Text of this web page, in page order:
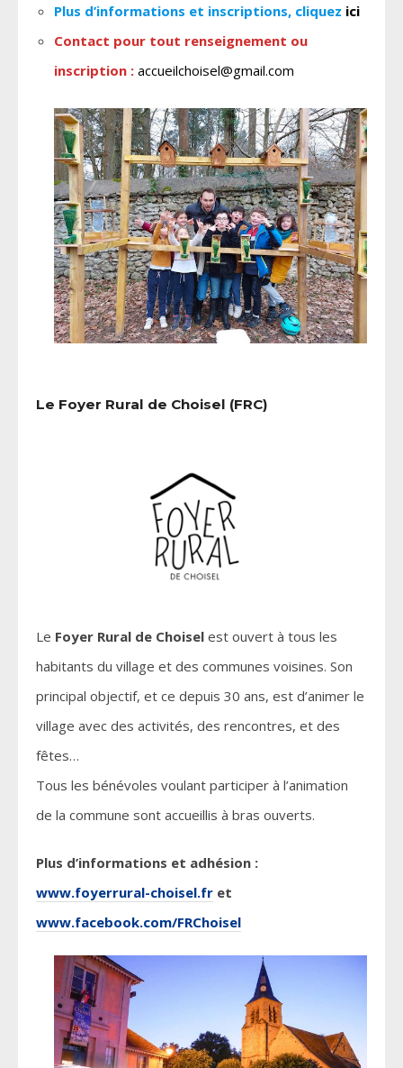
Plus d’informations et inscriptions, cliquez ici
Contact pour tout renseignement ou
inscription : accueilchoisel@gmail.com
Le Foyer Rural de Choisel (FRC)
Le Foyer Rural de Choisel est ouvert à tous les
habitants du village et des communes voisines. Son
principal objectif, et ce depuis 30 ans, est d’animer le
village avec des activités, des rencontres, et des
fêtes…
Tous les bénévoles voulant participer à l’animation
de la commune sont accueillis à bras ouverts.
Plus d’informations et adhésion :
www.foyerrural-choisel.fr et
www.facebook.com/FRChoisel